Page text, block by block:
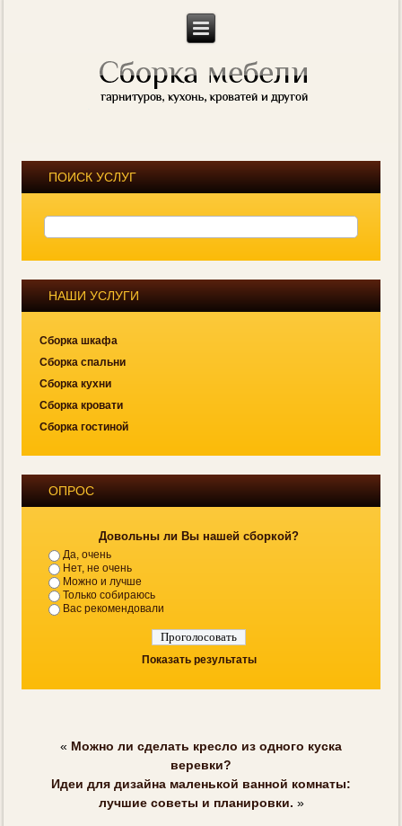
ПОИСК УСЛУГ
НАШИ УСЛУГИ
Сборка шкафа
Сборка спальни
Сборка кухни
Сборка кровати
Сборка гостиной
ОПРОС
Довольны ли Вы нашей сборкой?
Да, очень
Нет, не очень
Можно и лучше
Только собираюсь
Вас рекомендовали
Показать результаты
« Можно ли сделать кресло из одного куска
веревки?
Идеи для дизайна маленькой ванной комнаты:
лучшие советы и планировки. »